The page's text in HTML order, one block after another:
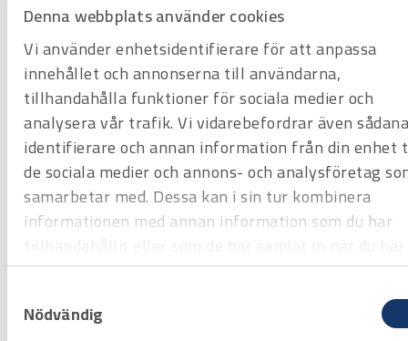
Denna webbplats använder cookies
Vi använder enhetsidentifierare för att anpassa
innehållet och annonserna till användarna,
tillhandahålla funktioner för sociala medier och
analysera vår trafik. Vi vidarebefordrar även sådana
identifierare och annan information från din enhet
de sociala medier och annons- och analysföretag
samarbetar med. Dessa kan i sin tur kombinera
informationen med annan information som du har
använt deras tjänster.
Nödvändig
Art.nr3108806
Säkerhetsgripklor – Ø4mm
Offertpris
Favorit Varukorg
‹‹
‹ 1